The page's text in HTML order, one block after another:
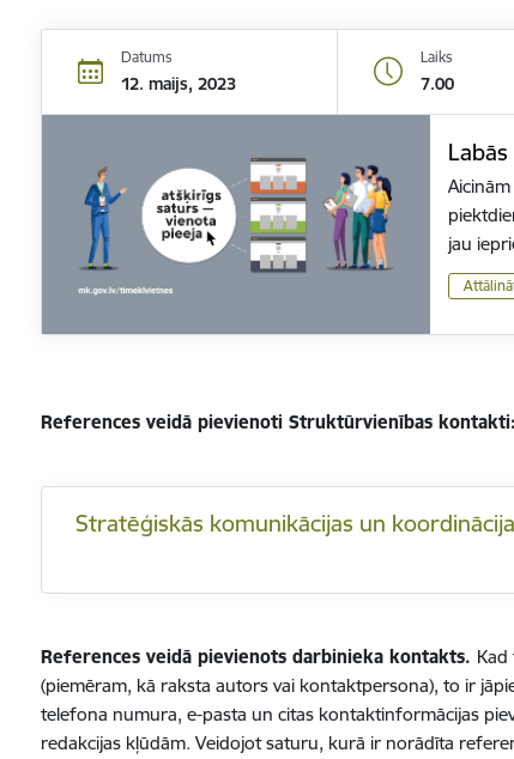
Datums
12. maijs, 2023
Laiks
7.00
jau
References veidā pievienoti Struktūrvienības kontakti:
Stratēģiskās komunikācijas un
References veidā pievienots darbinieka kontakts.
(piemēram, kā raksta autors vai kontaktpersona), to ir
telefona numura, e-pasta un citas kontaktinformācijas
redakcijas kļūdām. Veidojot saturu, kurā ir norādīta